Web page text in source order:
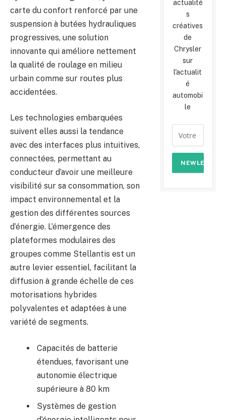
carte du confort renforcé par une
suspension à butées hydrauliques
progressives, une solution
innovante qui améliore nettement
la qualité de roulage en milieu
urbain comme sur routes plus
accidentées.
Les technologies embarquées
suivent elles aussi la tendance
avec des interfaces plus intuitives,
connectées, permettant au
conducteur d’avoir une meilleure
visibilité sur sa consommation, son
impact environnemental et la
gestion des différentes sources
d’énergie. L’émergence des
plateformes modulaires des
groupes comme Stellantis est un
autre levier essentiel, facilitant la
diffusion à grande échelle de ces
motorisations hybrides
polyvalentes et adaptées à une
variété de segments.
Capacités de batterie
étendues, favorisant une
autonomie électrique
supérieure à 80 km
Systèmes de gestion
actualité
s
créatives
de
Chrysler
sur
l'actualit
é
automobi
le